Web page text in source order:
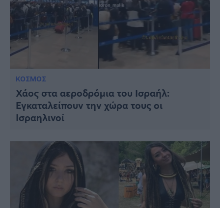
ΚΟΣΜΟΣ
Χάος στα αεροδρόμια του Ισραήλ:
Εγκαταλείπουν την χώρα τους οι
Ισραηλινοί